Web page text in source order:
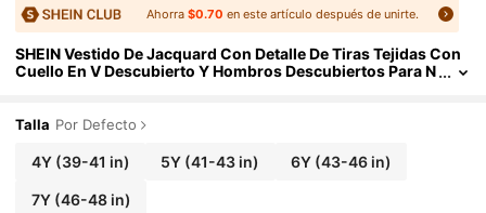
Ahorra$0.70 en este artículo después de unirte.
SHEIN Vestido De Jacquard Con Detalle De Tiras Tejidas Con
Cuello En V Descubierto Y Hombros Descubiertos Para N
Talla Por Defecto
4Y(39-41 in) 5Y (41-43 in) 6Y(43-46 in)
7Y(46-48 in)